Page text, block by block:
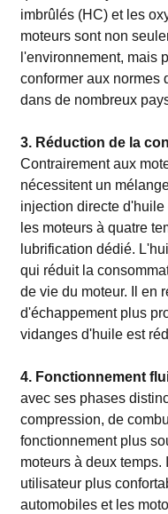
imbrûlés (HC) et les
moteurs sont non
l'environnement, mais
conformer aux normes
dans de nombreux
3. Réduction de la
Contrairement aux
nécessitent un
injection directe
les moteurs à quatre
lubrification dédié.
qui réduit la
de vie du moteur. Il en
d'échappement plus
vidanges d'huile est
4. Fonctionnement
avec ses phases
compression, de
fonctionnement plus
moteurs à deux
utilisateur plus
automobiles et les